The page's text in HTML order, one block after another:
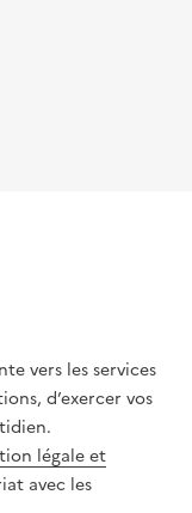
vers les services
d’exercer vos
légale et
avec les